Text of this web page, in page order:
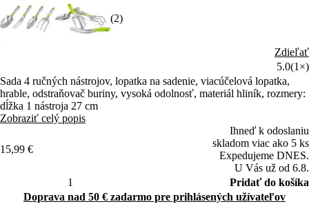
(2)
Zdieľať
5.0(1×)
Sada 4 ručných nástrojov, lopatka na sadenie, viacúčelová lopatka,
hrable, odstraňovač buriny, vysoká odolnosť, materiál hliník, rozmery:
dĺžka 1 nástroja 27 cm
Zobraziť celý popis
15,99 €
Ihneď k odoslaniu
skladom viac ako 5 ks
Expedujeme DNES.
U Vás už od 6.8.
Pridať do košíka
Doprava nad 50 € zadarmo pre prihlásených užívateľov